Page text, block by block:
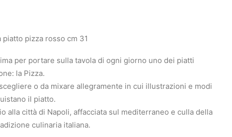
pizza rosso cm 31
per portare sulla tavola di ogni giorno uno dei piatti
la Pizza.
o da mixare allegramente in cui illustrazioni e modi
il piatto.
alla città di Napoli, affacciata sul mediterraneo e culla della
culinaria italiana.